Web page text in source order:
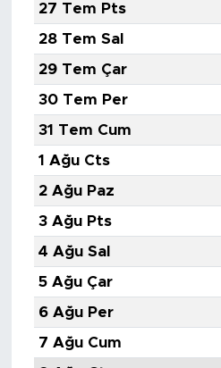
27 Tem Pts
28 Tem Sal
29 Tem Çar
30 Tem Per
31 Tem Cum
1 Ağu Cts
2 Ağu Paz
3 Ağu Pts
4 Ağu Sal
5 Ağu Çar
6 Ağu Per
7 Ağu Cum